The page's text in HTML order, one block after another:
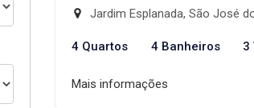
Jardim Esplanada, São José
4 Quartos 4 Banheiros 3
Mais informações